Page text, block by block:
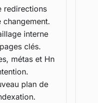
redirections
changement.
interne
clés.
métas et Hn
plan de